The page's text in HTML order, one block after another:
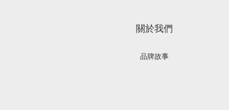
關於我們
品牌故事